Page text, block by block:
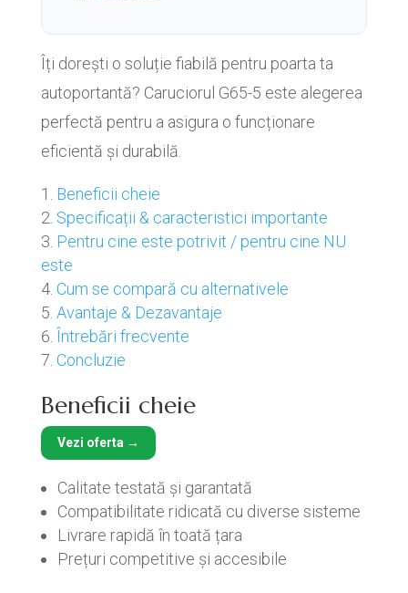
Îți dorești o soluție fiabilă pentru poarta ta
autoportantă? Caruciorul G65-5 este alegerea
perfectă pentru a asigura o funcționare
eficientă și durabilă.
Beneficii cheie
Specificații & caracteristici importante
Pentru cine este potrivit / pentru cine NU
este
Cum se compară cu alternativele
Avantaje & Dezavantaje
Întrebări frecvente
Concluzie
Beneficii cheie
Vezi oferta →
Calitate testată și garantată
Compatibilitate ridicată cu diverse sisteme
Livrare rapidă în toată țara
Prețuri competitive și accesibile